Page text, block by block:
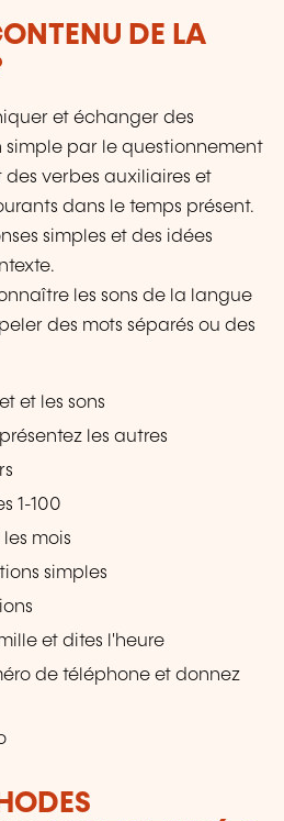
DE LA
et échanger des
par le questionnement
verbes auxiliaires et
dans le temps présent.
simples et des idées
les sons de la langue
des mots séparés ou des
et les sons
les autres
1-100
mois
simples
et dites l'heure
de téléphone et donnez